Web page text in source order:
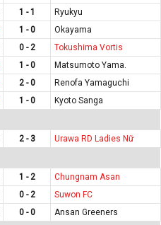
1 - 1
Ryukyu
1 - 0
Okayama
0 - 2
Tokushima Vortis
1 - 0
Matsumoto Yama.
2 - 0
Renofa Yamaguchi
1 - 0
Kyoto Sanga
2 - 3
Urawa RD Ladies Nữ
1 - 2
Chungnam Asan
0 - 2
Suwon FC
0 - 0
Ansan Greeners